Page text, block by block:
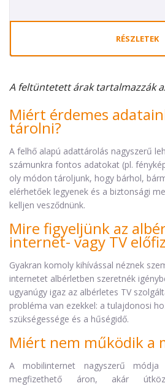
RÉSZLETEK
A feltüntetett árak tartalmazzák
Miért érdemes
tárolni?
A felhő alapú adattárolás nagyszerű
számunkra fontos adatokat (pl.
oly módon tároljunk, hogy bárhol,
elérhetőek legyenek és a biztonsági
kelljen vesződnünk.
Mire figyeljünk az
internet- vagy TV
Gyakran komoly kihívással néznek
internetet albérletben szeretnék
ugyanúgy igaz az albérletes TV
probléma van ezekkel: a tulajdonosi
szükségessége és a hűségidő.
Miért nem működik a
A mobilinternet nagyszerű módja
megfizethető áron, akár